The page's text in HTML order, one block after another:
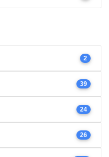
2
39
24
26